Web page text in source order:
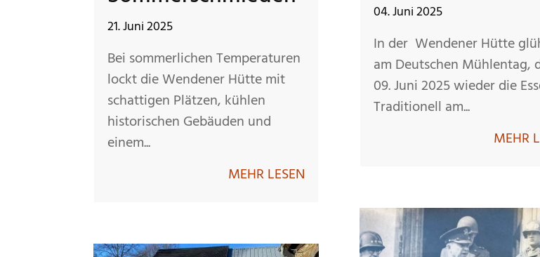
21. Juni 2025
Bei sommerlichen Temperaturen
lockt die Wendener Hütte mit
schattigen Plätzen, kühlen
historischen Gebäuden und
einem...
MEHR LESEN
04. Juni 2025
In der Wendener Hütte
am Deutschen Mühlentag,
09. Juni 2025 wieder die
Traditionell am...
MEHR